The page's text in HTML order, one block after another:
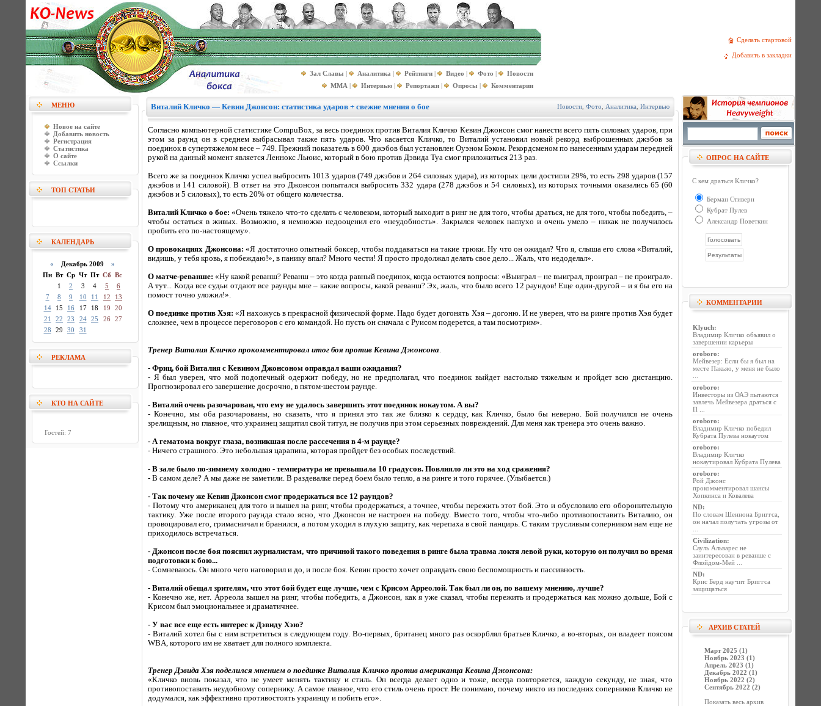
Сделать стартовой
Добавить в закладки
Зал Славы | Аналитика | Рейтинги | Видео | Фото |
Новости
MMA | Интервью | Репортажи | Опросы | Комментарии
МЕНЮ
Новое на сайте
Добавить новость
Регистрация
Статистика
О сайте
Ссылки
ТОП СТАТЬИ
КАЛЕНДАРЬ
« Декабрь 2009 »
Пн Вт Ср Чт Пт Сб Вс
1
2 3 4 5
6
7
8 9 10 11 12
13
14
15 16 17 18 19
20
21
22 23 24 25 26 27
28
29 30 31
РЕКЛАМА
КТО НА САЙТЕ
Гостей: 7
Виталий Кличко — Кевин Джонсон: статистика ударов + свежие мнения о бое Новости Фото Аналитика Интервью
Согласно компьютерной статистике CompuBox, за весь поединок против Виталия Кличко Кевин Джонсон смог нанести всего пять силовых ударов, при
этом за раунд он в среднем выбрасывал также пять ударов. Что касается Кличко, то Виталий установил новый рекорд выброшенных джэбов за
поединок в супертяжелом весе – 749. Прежний показатель в 600 джэбов был установлен Оуэном Бэком. Рекордсменом по нанесенным ударам передней
рукой на данный момент является Леннокс Льюис, который в бою против Дэвида Туа смог приложиться 213 раз.
Всего же за поединок Кличко успел выбросить 1013 ударов (749 джэбов и 264 силовых удара), из которых цели достигли 29%, то есть 298 ударов (157
джэбов и 141 силовой). В ответ на это Джонсон попытался выбросить 332 удара (278 джэбов и 54 силовых), из которых точными оказались 65 (60
джэбов и 5 силовых), то есть 20% от общего количества.
Виталий Кличко o бое: «Очень тяжело что-то сделать с человеком, который выходит в ринг не для того, чтобы драться, не для того, чтобы победить, –
чтобы остаться в живых. Возможно, я немножко недооценил его «неудобность». Закрылся человек наглухо и очень умело – никак не получилось
пробить его по-настоящему».
О провокациях Джонсона: «Я достаточно опытный боксер, чтобы поддаваться на такие трюки. Ну что он ожидал? Что я, слыша его слова «Виталий,
видишь, у тебя кровь, я побеждаю!», в панику впал? Много чести! Я просто продолжал делать свое дело... Жаль, что недоделал».
О матче-реванше: «Ну какой реванш? Реванш – это когда равный поединок, когда остаются вопросы: «Выиграл – не выиграл, проиграл – не проиграл».
А тут... Когда все судьи отдают все раунды мне – какие вопросы, какой реванш? Эх, жаль, что было всего 12 раундов! Еще один-другой – и я бы его на
помост точно уложил!».
О поединке против Хэя: «Я нахожусь в прекрасной физической форме. Надо будет догонять Хэя – догоню. И не уверен, что на ринге против Хэя будет
сложнее, чем в процессе переговоров с его командой. Но пусть он сначала с Руисом подерется, а там посмотрим».
Тренер Виталия Кличко прокомментировал итог боя против Кевина Джонсона.
- Фриц, бой Виталия с Кевином Джонсоном оправдал ваши ожидания?
- Я был уверен, что мой подопечный одержит победу, но не предполагал, что поединок выйдет настолько тяжелым и пройдет всю дистанцию.
Прогнозировал его завершение досрочно, в пятом-шестом раунде.
- Виталий очень разочарован, что ему не удалось завершить этот поединок нокаутом. А вы?
- Конечно, мы оба разочарованы, но сказать, что я принял это так же близко к сердцу, как Кличко, было бы неверно. Бой получился не очень
зрелищным, но главное, что.украинец защитил свой титул, не получив при этом серьезных повреждений. Для меня как тренера это очень важно.
- А гематома вокруг глаза, возникшая после рассечения в 4-м раунде?
- Ничего страшного. Это небольшая царапина, которая пройдет без особых последствий.
- В зале было по-зимнему холодно - температура не превышала 10 градусов. Повлияло ли это на ход сражения?
- В самом деле? А мы даже не заметили. В раздевалке перед боем было тепло, а на ринге и того горячее. (Улыбается.)
- Так почему же Кевин Джонсон смог продержаться все 12 раундов?
- Потому что американец для того и вышел на ринг, чтобы продержаться, а точнее, чтобы пережить этот бой. Это и обусловило его оборонительную
тактику. Уже после второго раунда стало ясно, что Джонсон не настроен на победу. Вместо того, чтобы что-либо противопоставить Виталию, он
провоцировал его, гримасничал и бранился, а потом уходил в глухую защиту, как черепаха в свой панцирь. С таким трусливым соперником нам еще не
приходилось встречаться.
- Джонсон после боя пояснил журналистам, что причиной такого поведения в ринге была травма локтя левой руки, которую он получил во время
подготовки к бою...
- Сомневаюсь. Он много чего наговорил и до, и после боя. Кевин просто хочет оправдать свою беспомощность и пассивность.
- Виталий обещал зрителям, что этот бой будет еще лучше, чем с Крисом Арреолой. Так был ли он, по вашему мнению, лучше?
- Конечно же, нет. Арреола вышел на ринг, чтобы победить, а Джонсон, как я уже сказал, чтобы пережить и продержаться как можно дольше, Бой с
Крисом был эмоциональнее и драматичнее.
- У вас все еще есть интерес к Дэвиду Хэю?
- Виталий хотел бы с ним встретиться в следующем году. Во-первых, британец много раз оскорблял братьев Кличко, а во-вторых, он владеет поясом
WBA, которого им не хватает для полного комплекта.
Тренер Дэвида Хэя поделился мнением о поединке Виталия Кличко против американца Кевина Джонсона:
«Кличко вновь показал, что не умеет менять тактику и стиль. Он всегда делает одно и тоже, всегда повторяется, каждую секунду, не зная, что
противопоставить неудобному сопернику. А самое главное, что его стиль очень прост. Не понимаю, почему никто из последних соперников Кличко не
додумался, как эффективно противостоять украинцу и побить его».
ОПРОС НА САЙТЕ
С кем драться Кличко?
Берман Стиверн
Кубрат Пулев
Александр Поветкин
КОММЕНТАРИИ
Klyuch:
Владимир Кличко объявил о
завершении карьеры
oroboro:
Мейвезер: Если бы я был на
месте Пакьяо, у меня не было
oroboro:
Инвесторы из ОАЭ пытаются
завлечь Мейвезера драться с
П ...
oroboro:
Владимир Кличко победил
Кубрата Пулева нокаутом
oroboro:
Владимир Кличко
нокаутировал Кубрата Пулева
oroboro:
Рой Джонс
прокомментировал шансы
Хопкинса и Ковалева
ND:
По словам Шеннона Бриггса,
он начал получать угрозы от
Civilization:
Сауль Альварес не
заинтересован в реванше с
Флойдом-Мей ...
ND:
Крис Берд научит Бриггса
защищаться
АРХИВ СТАТЕЙ
Март 2025 (1)
Ноябрь 2023 (1)
Апрель 2023 (1)
Декабрь 2022 (1)
Ноябрь 2022 (2)
Сентябрь 2022 (2)
Показать весь архив